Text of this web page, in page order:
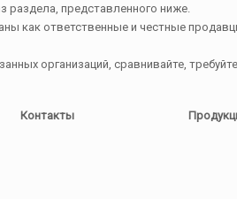
раздела, представленного ниже.
как ответственные и честные
организаций, сравнивайте,
Контакты